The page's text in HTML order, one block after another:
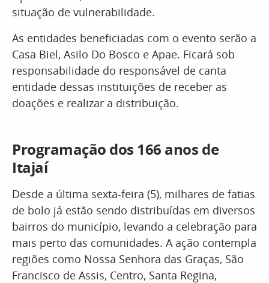
situação de vulnerabilidade.
As entidades beneficiadas com o evento serão a
Casa Biel, Asilo Do Bosco e Apae. Ficará sob
responsabilidade do responsável de canta
entidade dessas instituições de receber as
doações e realizar a distribuição.
Programação dos 166 anos de
Itajaí
Desde a última sexta-feira (5), milhares de fatias
de bolo já estão sendo distribuídas em diversos
bairros do município, levando a celebração para
mais perto das comunidades. A ação contempla
regiões como Nossa Senhora das Graças, São
Francisco de Assis, Centro, Santa Regina,